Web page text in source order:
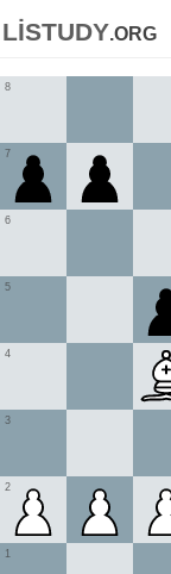
listudy.org
1
2
3
4
5
6
7
8